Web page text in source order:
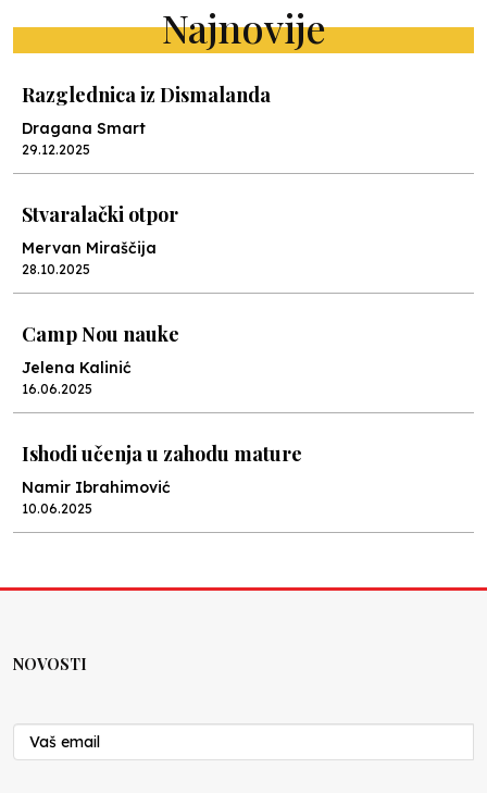
Najnovije
Razglednica iz Dismalanda
Dragana Smart
29.12.2025
Stvaralački otpor
Mervan Miraščija
28.10.2025
Camp Nou nauke
Jelena Kalinić
16.06.2025
Ishodi učenja u zahodu mature
Namir Ibrahimović
10.06.2025
Nenad Veličković
29.10.2024
NOVOSTI